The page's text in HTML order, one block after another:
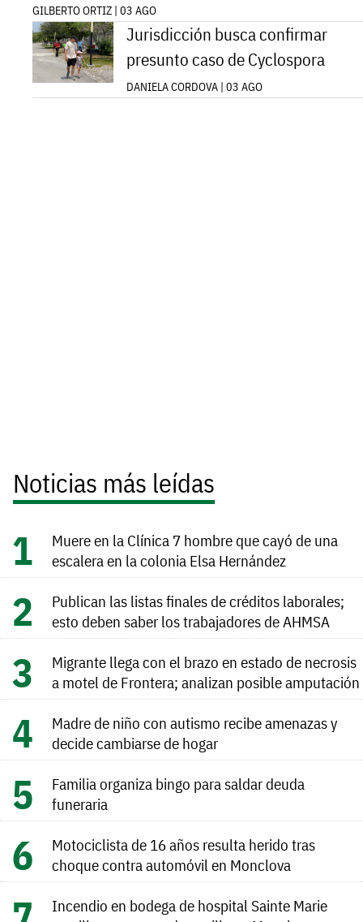
GILBERTO ORTIZ | 03 AGO
Jurisdicción busca confirmar
presunto caso de Cyclospora
DANIELA CORDOVA | 03 AGO
Noticias más leídas
Muere en la Clínica 7 hombre que cayó de una
escalera en la colonia Elsa Hernández
Publican las listas finales de créditos laborales;
esto deben saber los trabajadores de AHMSA
Migrante llega con el brazo en estado de necrosis
a motel de Frontera; analizan posible amputación
Madre de niño con autismo recibe amenazas y
decide cambiarse de hogar
Familia organiza bingo para saldar deuda
funeraria
Motociclista de 16 años resulta herido tras
choque contra automóvil en Monclova
Incendio en bodega de hospital Sainte Marie